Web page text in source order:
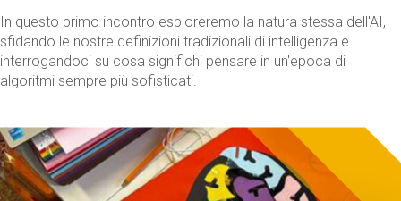
In questo primo incontro esploreremo la natura stessa dell'AI,
sfidando le nostre definizioni tradizionali di intelligenza e
interrogandoci su cosa significhi pensare in un'epoca di
algoritmi sempre più sofisticati.